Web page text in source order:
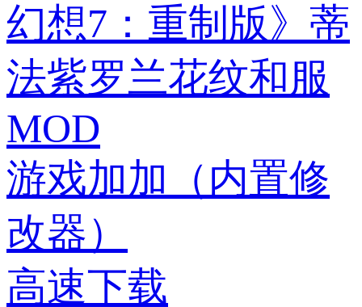
幻想7：重制版》蒂
法紫罗兰花纹和服
MOD
游戏加加（内置修
改器）
高速下载